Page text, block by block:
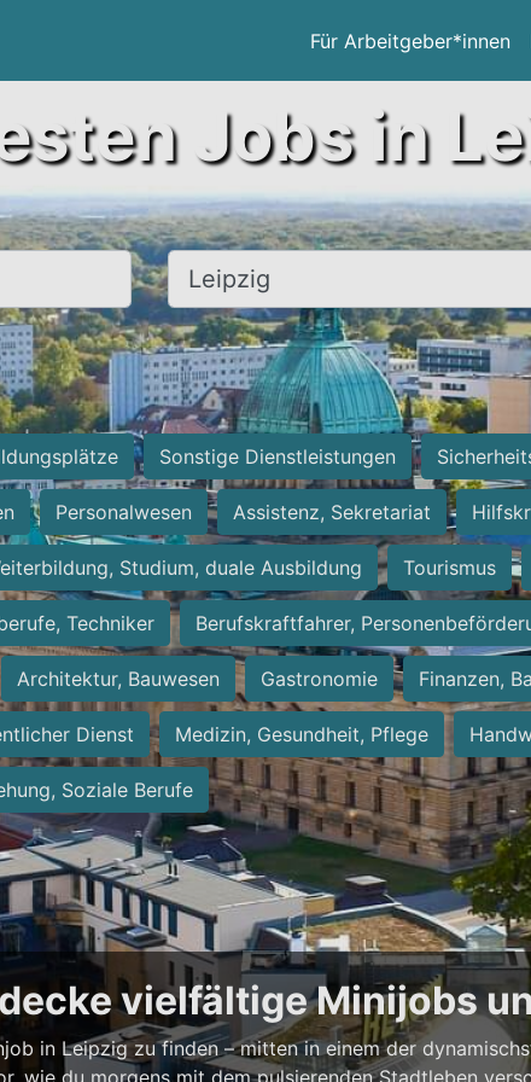
Für Arbeitgeber*innen
Jobs in
Ort, Stadt
Sonstige Dienstleistungen
Personalwesen Assistenz, Sekretariat
Studium, duale Ausbildung Tourismus
Techniker Berufskraftfahrer,
Architektur, Bauwesen Gastronomie Finanzen,
Dienst Medizin, Gesundheit, Pflege
Soziale Berufe
vielfältige Minijobs
in Leipzig zu finden – mitten in einem der